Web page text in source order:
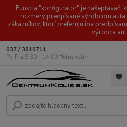
Funkcia "konfigurátor" je našeptávač,
rozmery predpísané výrobcom
zákazníkov, ktorí preferujú iba
výrobca
037 / 3810711
Po-Pia 9.30 - 14.00 *letný režim